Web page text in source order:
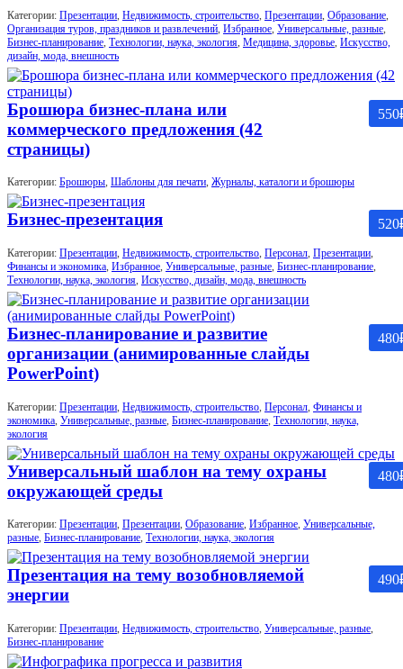
Категории: Презентации Недвижимость, строительство Презентации Образование
Организация туров, праздников и развлечений Избранное Универсальные, разные
Бизнес-планирование Технологии, наука, экология Медицина, здоровье Искусство,
дизайн, мода, внешность
550
Брошюра бизнес-плана или
коммерческого предложения (42
страницы)
Категории: Брошюры, Шаблоны для печати, Журналы, каталоги и брошюры
520
Бизнес-презентация
Категории: Презентации, Недвижимость, строительство, Персонал, Презентации,
Финансы и экономика, Избранное, Универсальные, разные, Бизнес-планирование,
Технологии, наука, экология, Искусство, дизайн, мода, внешность
480
Бизнес-планирование и развитие
организации (анимированные слайды
PowerPoint)
Категории: Презентации Недвижимость, строительство Персонал Финансы и
экономика Универсальные, разные Бизнес-планирование Технологии, наука,
экология
480
Универсальный шаблон на тему охраны
окружающей среды
Категории: Презентации, Презентации, Образование, Избранное, Универсальные,
разные, Бизнес-планирование, Технологии, наука, экология
490
Презентация на тему возобновляемой
энергии
Категории: Презентации, Недвижимость, строительство, Универсальные, разные,
Бизнес-планирование